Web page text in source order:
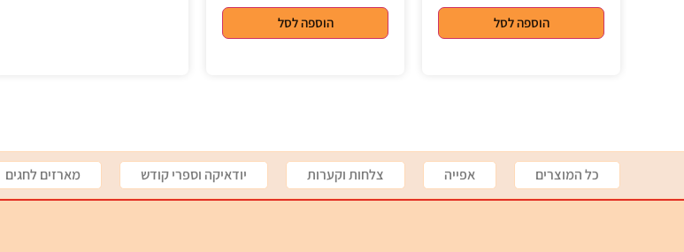
הוספה לסל הוספה לסל
כל המוצרים אפייה צלחות וקערות יודאיקה וספרי קודש מארזים לחגים